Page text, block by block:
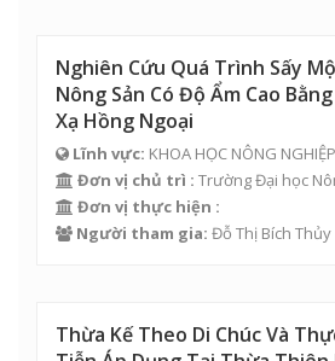
Nghiên Cứu Quá Trình Sấy
Nông Sản Có Độ Ẩm Cao
Xạ Hồng Ngoại
Lĩnh vực: KHOA HỌC NÔNG NGHIỆP
Đơn vị chủ trì : Trường Đại học
Đơn vị thực hiện :
Người tham gia: Đỗ Thị Bích Thủy
Thừa Kế Theo Di Chúc Và